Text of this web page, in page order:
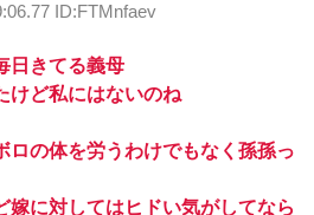
ID:FTMnfaev
日きてる義母
けど私にはないのね
ロの体を労うわけでもなく孫孫っ
嫁に対してはヒドい気がしてなら